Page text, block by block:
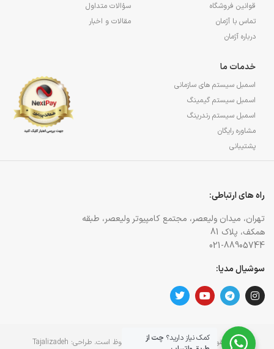
قوانین فروشگاه
تماس با آژمان
درباره آژمان
سؤالات متداول
مقالات و اخبار
خدمات ما
اسمبل سیستم های سازمانی
اسمبل سیستم گیمینگ
اسمبل سیستم رندرینگ
مشاوره رایگان
پشتیبانی
راه های ارتباطی:
تهران، میدان ولیعصر، مجتمع کامپیوتر ولیعصر، طبقه
همکف، پلاک 81
021-88905744
سوشیال مدیا:
کلیه حقوق برای وبسایت آژمان آی تی محفوظ است. طراحی: Tajalizadeh کمک نیاز دارید؟ چت از